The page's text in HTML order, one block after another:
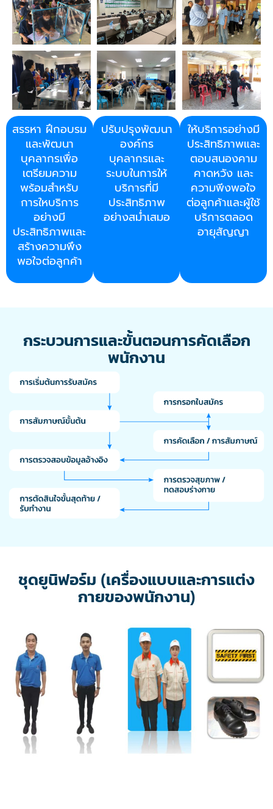
สรรหา ฝึกอบรม
และพัฒนา
บุคลากรเพื่อ
เตรียมความ
พร้อมสำหรับ
การใหบริการ
อย่างมี
ประสิทธิภาพและ
สร้างความพึง
พอใจต่อลูกค้า
ปรับปรุงพัฒนา
องค์กร
บุคลากรและ
ระบบในการให้
บริการที่มี
ประสิทธิภาพ
อย่างสม่ำเสมอ
ให้บริการอย่างมี
ประสิทธิภาพและ
ตอบสนองคาม
คาดหวัง และ
ความพีงพอใจ
ต่อลูกค้าและผู้ใช้
บริการตลอด
อายุสัญญา
กระบวนการและขั้นตอนการคัดเลือก
พนักงาน
ชุดยูนิฟอร์ม (เครื่องแบบและการแต่ง
กายของพนักงาน)